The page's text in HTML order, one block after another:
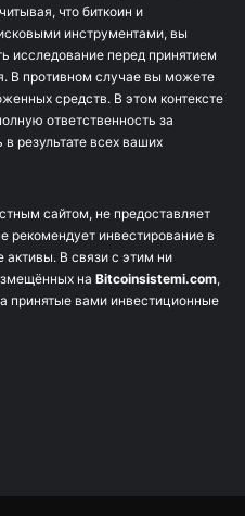
что биткоин и
инструментами, вы
исследование перед принятием
В противном случае вы можете
средств. В этом контексте
ответственность за
результате всех ваших
сайтом, не предоставляет
рекомендует инвестирование в
В связи с этим ни
на Bitcoinsistemi.com,
принятые вами инвестиционные